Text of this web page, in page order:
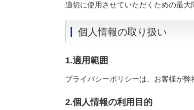
適切に使用させていただくための最大
個人情報の取り扱い
1.適用範囲
プライバシーポリシーは、お客様が
2.個人情報の利用目的